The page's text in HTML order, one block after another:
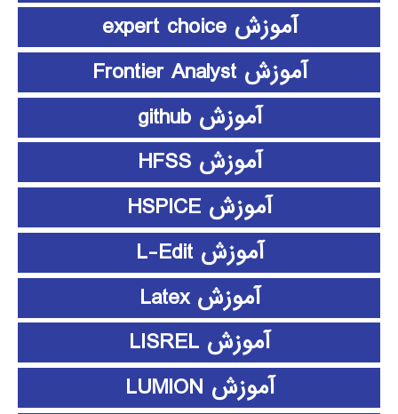
آموزش expert choice
آموزش Frontier Analyst
آموزش github
آموزش HFSS
آموزش HSPICE
آموزش L-Edit
آموزش Latex
آموزش LISREL
آموزش LUMION